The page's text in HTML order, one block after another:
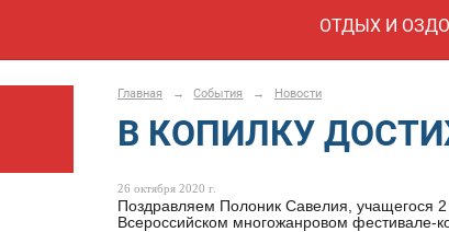
ОТДЫХ И
Главная → События → Новости
В КОПИЛКУ
26 октября 2020 г.
Поздравляем Полоник Савелия, учащегося
Всероссийском многожанровом фестивале-